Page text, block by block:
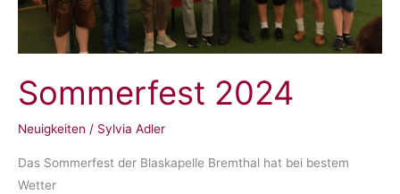
Sommerfest 2024
Neuigkeiten / Sylvia Adler
Das Sommerfest der Blaskapelle Bremthal hat bei bestem
Wetter